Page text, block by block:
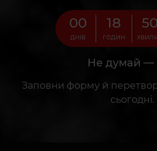
00
днів
18
годин
50
Не думай —
Заповни форму й
сьогодні.